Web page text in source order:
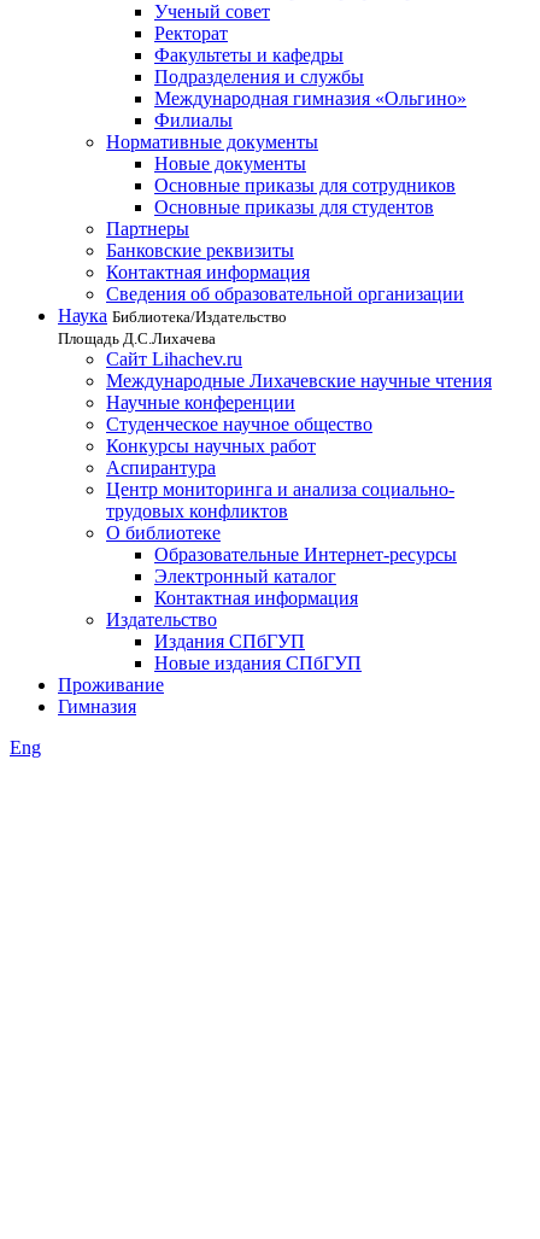
Ученый совет
Ректорат
Факультеты и кафедры
Подразделения и службы
Международная гимназия «Ольгино»
Филиалы
Нормативные документы
Новые документы
Основные приказы для сотрудников
Основные приказы для студентов
Партнеры
Банковские реквизиты
Контактная информация
Сведения об образовательной организации
Наука Библиотека/Издательство
Площадь Д.С.Лихачева
Сайт Lihachev.ru
Международные Лихачевские научные чтения
Научные конференции
Студенческое научное общество
Конкурсы научных работ
Аспирантура
Центр мониторинга и анализа социально-
трудовых конфликтов
О библиотеке
Образовательные Интернет-ресурсы
Электронный каталог
Контактная информация
Издательство
Издания СПбГУП
Новые издания СПбГУП
Проживание
Гимназия
Eng